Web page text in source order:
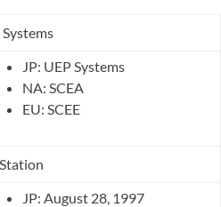
Systems
JP: UEP Systems
NA: SCEA
EU: SCEE
JP: August 28, 1997